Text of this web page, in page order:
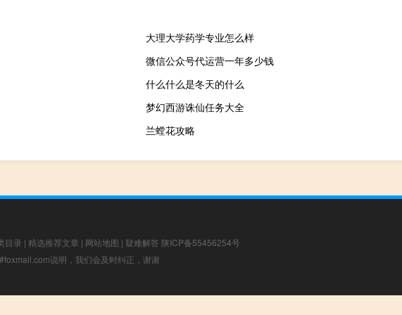
大理大学药学专业怎么样
微信公众号代运营一年多少钱
什么什么是冬天的什么
梦幻西游诛仙任务大全
兰螳花攻略
目录 | 精选推荐文章 | 网站地图 | 疑难解答 陕ICP备55456254号
说明，我们会及时纠正，谢谢